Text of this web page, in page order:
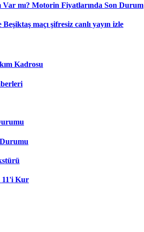
mı? Motorin Fiyatlarında Son Durum
maçı şifresiz canlı yayın izle
Kadrosu
Durumu
11'i Kur